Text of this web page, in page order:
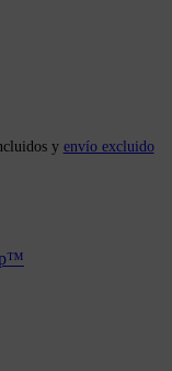
y envío excluido